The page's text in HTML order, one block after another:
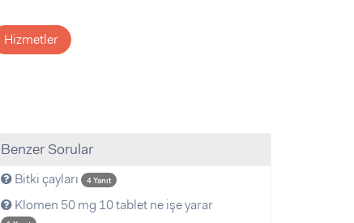
Hizmetler
Benzer Sorular
Bitki çayları 4 Yanıt
Klomen 50 mg 10 tablet ne işe yarar